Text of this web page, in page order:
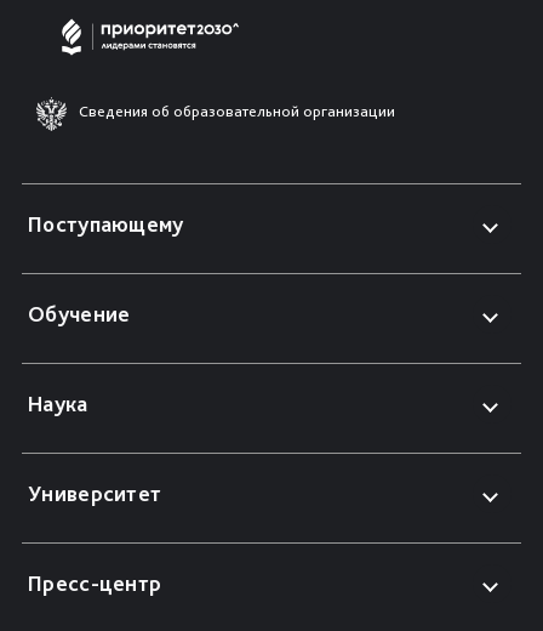
Сведения об образовательной организации
Поступающему
Обучение
Наука
Университет
Пресс-центр